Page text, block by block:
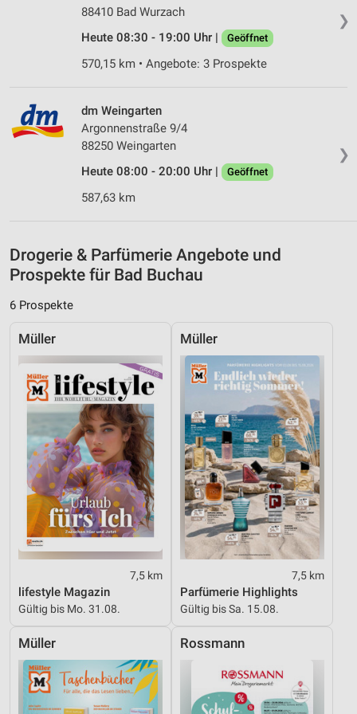
❯
88410 Bad Wurzach
Heute 08:30 - 19:00 Uhr |
Geöffnet
570,15 km • Angebote: 3 Prospekte
❯
dm Weingarten
Argonnenstraße 9/4
88250 Weingarten
Heute 08:00 - 20:00 Uhr |
Geöffnet
587,63 km
Drogerie & Parfümerie Angebote und
Prospekte für Bad Buchau
6 Prospekte
Müller
7,5 km
lifestyle Magazin
Gültig bis Mo. 31.08.
Müller
7,5 km
Parfümerie Highlights
Gültig bis Sa. 15.08.
Müller Rossmann
Erstellung von Profilen zur Personalisierung
Verwendung von Profilen zur Auswahl
personalisierter Inhalte
Messung der Werbeleistung
Messung der Performance von Inhalten
Analyse von Zielgruppen durch Statistiken oder
Kombinationen von Daten aus verschiedenen
Verwendung reduzierter Daten zur Auswahl von
Inhalten
IAB-Besonderheiten:
Geräte anhand von aktiv angeforderten
Informationen identifizieren
Nicht-IAB-Verarbeitungszwecke:
Notwendig
Performance
Funktional
Werbung